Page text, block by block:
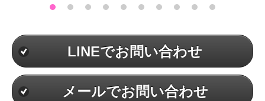
LINEでお問い合わせ
メールでお問い合わせ